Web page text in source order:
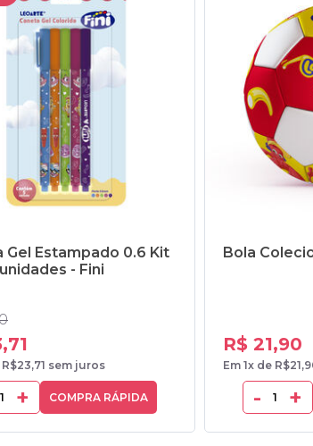
Gel Estampado 0.6 Kit
- Fini
R$23,71 sem juros
+ COMPRA RÁPIDA
Bola
R$ 21,90
Em 1x de
- +